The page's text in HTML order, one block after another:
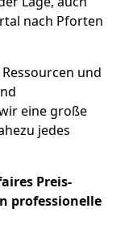
nach Pforten
und
eine große
jedes
Preis-
professionelle